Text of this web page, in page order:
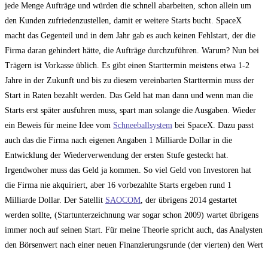
jede Menge Aufträge und würden die schnell abarbeiten, schon allein um
den Kunden zufriedenzustellen, damit er weitere Starts bucht. SpaceX
macht das Gegenteil und in dem Jahr gab es auch keinen Fehlstart, der die
Firma daran gehindert hätte, die Aufträge durchzuführen. Warum? Nun bei
Trägern ist Vorkasse üblich. Es gibt einen Starttermin meistens etwa 1-2
Jahre in der Zukunft und bis zu diesem vereinbarten Starttermin muss der
Start in Raten bezahlt werden. Das Geld hat man dann und wenn man die
Starts erst später ausfuhren muss, spart man solange die Ausgaben. Wieder
ein Beweis für meine Idee vom Schneeballsystem bei SpaceX. Dazu passt
auch das die Firma nach eigenen Angaben 1 Milliarde Dollar in die
Entwicklung der Wiederverwendung der ersten Stufe gesteckt hat.
Irgendwoher muss das Geld ja kommen. So viel Geld von Investoren hat
die Firma nie akquiriert, aber 16 vorbezahlte Starts ergeben rund 1
Milliarde Dollar. Der Satellit SAOCOM , der übrigens 2014 gestartet
werden sollte, (Startunterzeichnung war sogar schon 2009) wartet übrigens
immer noch auf seinen Start. Für meine Theorie spricht auch, das Analysten
den Börsenwert nach einer neuen Finanzierungsrunde (der vierten) den Wert